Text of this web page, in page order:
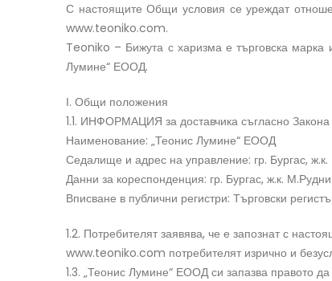
С настоящите Общи условия се уреждат
www.teoniko.com.
Teoniko – Бижута с харизма е търговска
Лумине“ ЕООД.
І. Общи положения
1.1. ИНФОРМАЦИЯ за доставчика съгласно
Наименование: „Теонис Лумине“ ЕООД
Седалище и адрес на управление: гр. Бургас,
Данни за кореспонденция: гр. Бургас, ж.к.
Вписване в публични регистри: Търговски
1.2. Потребителят заявява, че е запознат с
www.teoniko.com потребителят изрично и
1.3. „Теонис Лумине“ ЕООД си запазва правото